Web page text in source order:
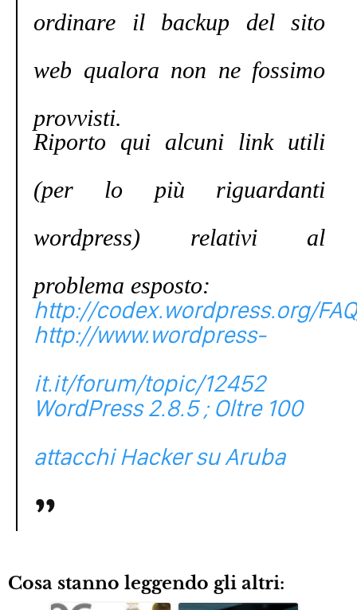
ordinare il backup del sito
web qualora non ne fossimo
provvisti.
Riporto qui alcuni link utili
(per lo più riguardanti
wordpress) relativi al
problema esposto:
http://codex.wordpress.org/
http://www.wordpress-
it.it/forum/topic/12452
WordPress 2.8.5 ; Oltre 100
attacchi Hacker su Aruba
Cosa stanno leggendo gli altri: